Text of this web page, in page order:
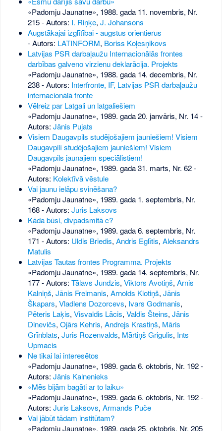
«Padomju Jaunatne», 1988. gada 11. novembris, Nr.
215- Autors: I. Riņķe, J. Johansons
Augstākajai izglītībai - augstus orientierus
- Autors: LATINFORM, Boriss Koļesņikovs
Latvijas PSR darbaļaužu Internacionālās frontes
darbības galveno virzienu deklarācija. Projekts
«Padomju Jaunatne», 1988. gada 14. decembris, Nr.
238- Autors: Interfronte, IF, Latvijas PSR darbaļaužu
internacionālā fronte
Vēlreiz par Latgali un latgaliešiem
«Padomju Jaunatne», 1989. gada 20. janvāris, Nr. 14-
Autors: Jānis Pujats
Visiem Daugavpils studējošajiem jauniešiem! Visiem
Daugavpilī studējošajiem jauniešiem! Visiem
Daugavpils jaunajiem speciālistiem!
«Padomju Jaunatne», 1989. gada 31. marts, Nr. 62-
Autors: Kolektīvā vēstule
Vai jaunu ielāpu svinēšana?
«Padomju Jaunatne», 1989. gada 1. septembris, Nr.
168- Autors: Juris Laksovs
Kāda būsi, divpadsmitā c?
«Padomju Jaunatne», 1989. gada 6. septembris, Nr.
171 - Autors: Uldis Briedis, Andris Eglītis, Aleksandrs
Matulis
Latvijas Tautas frontes Programma. Projekts
«Padomju Jaunatne», 1989. gada 14. septembris, Nr.
177- Autors: Tālavs Jundzis, Viktors Avotiņš, Arnis
Kalniņš, Jānis Freimanis, Arnolds Klotiņš, Jānis
Škapars, Vladlens Dozorcevs, Ivars Godmanis,
Pēteris Laķis, Visvaldis Lācis, Valdis Šteins, Jānis
Dinevičs, Ojārs Kehris, Andrejs Krastiņš, Māris
Grīnblats, Juris Rozenvalds, Mārtiņš Grigulis, Ints
Upmacis
Ne tikai lai interesētos
«Padomju Jaunatne», 1989. gada 6. oktobris, Nr. 192-
Autors: Jānis Kalnenieks
«Mēs bijām bagāti ar to laiku»
«Padomju Jaunatne», 1989. gada 6. oktobris, Nr. 192-
Autors: Juris Laksovs, Armands Puče
Vai jābūt tādam institūtam?
«Padomju Jaunatne», 1989. gada 25. oktobris, Nr. 205